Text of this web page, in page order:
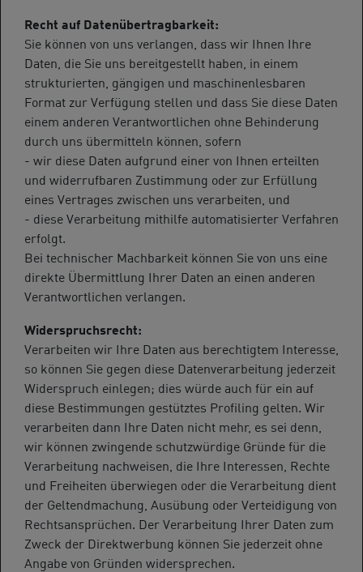
Recht auf Datenübertragbarkeit:
Sie können von uns verlangen, dass wir Ihnen Ihre
Daten, die Sie uns bereitgestellt haben, in einem
strukturierten, gängigen und maschinenlesbaren
Format zur Verfügung stellen und dass Sie diese Daten
einem anderen Verantwortlichen ohne Behinderung
durch uns übermitteln können, sofern
- wir diese Daten aufgrund einer von Ihnen erteilten
und widerrufbaren Zustimmung oder zur Erfüllung
eines Vertrages zwischen uns verarbeiten, und
- diese Verarbeitung mithilfe automatisierter Verfahren
erfolgt.
Bei technischer Machbarkeit können Sie von uns eine
direkte Übermittlung Ihrer Daten an einen anderen
Verantwortlichen verlangen.
Widerspruchsrecht:
Verarbeiten wir Ihre Daten aus berechtigtem Interesse,
so können Sie gegen diese Datenverarbeitung jederzeit
Widerspruch einlegen; dies würde auch für ein auf
diese Bestimmungen gestütztes Profiling gelten. Wir
verarbeiten dann Ihre Daten nicht mehr, es sei denn,
wir können zwingende schutzwürdige Gründe für die
Verarbeitung nachweisen, die Ihre Interessen, Rechte
und Freiheiten überwiegen oder die Verarbeitung dient
der Geltendmachung, Ausübung oder Verteidigung von
Rechtsansprüchen. Der Verarbeitung Ihrer Daten zum
Zweck der Direktwerbung können Sie jederzeit ohne
Angabe von Gründen widersprechen.